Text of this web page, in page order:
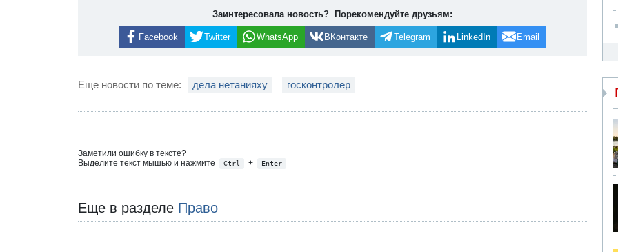
Заинтересовала новость? Порекомендуйте друзьям:
Facebook Twitter WhatsApp ВКонтакте Telegram LinkedIn Email
Еще новости по теме: дела нетанияху госконтролер
Заметили ошибку в тексте?
Выделите текст мышью и нажмите
Ctrl + Enter
Еще в разделе Право